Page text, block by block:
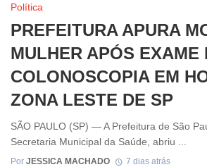
Política
PREFEITURA APURA
MULHER APÓS EXAME
COLONOSCOPIA EM
ZONA LESTE DE SP
SÃO PAULO (SP) — A Prefeitura de São
Secretaria Municipal da Saúde, abriu ...
Por JESSICA MACHADO 7 dias atrás